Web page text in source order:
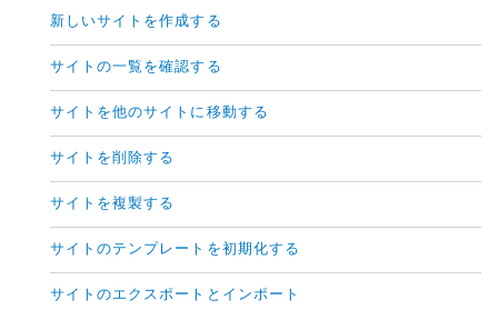
新しいサイトを作成する
サイトの一覧を確認する
サイトを他のサイトに移動する
サイトを削除する
サイトを複製する
サイトのテンプレートを初期化する
サイトのエクスポートとインポート